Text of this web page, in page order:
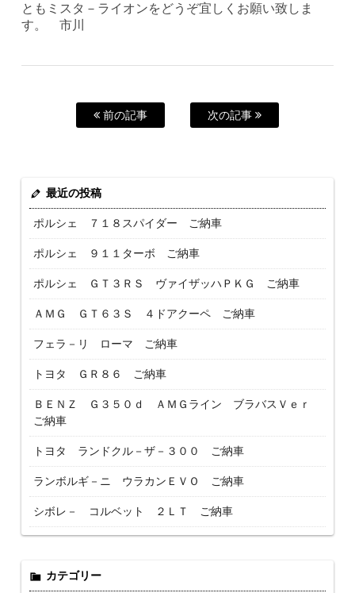
ともミスタ－ライオンをどうぞ宜しくお願い致しま
す。 市川
前の記事 次の記事
最近の投稿
ポルシェ ７１８スパイダー ご納車
ポルシェ ９１１ターボ ご納車
ポルシェ ＧＴ３ＲＳ ヴァイザッハＰＫＧ ご納車
ＡＭＧ ＧＴ６３Ｓ ４ドアクーペ ご納車
フェラ－リ ローマ ご納車
トヨタ ＧＲ８６ ご納車
ＢＥＮＺ Ｇ３５０ｄ ＡＭＧライン ブラバスＶｅｒ
ご納車
トヨタ ランドクル－ザ－３００ ご納車
ランボルギ－ニ ウラカンＥＶＯ ご納車
シボレ－ コルベット ２ＬＴ ご納車
カテゴリー